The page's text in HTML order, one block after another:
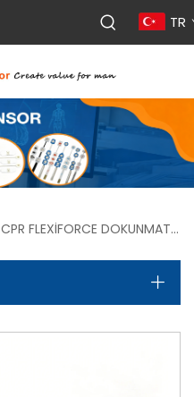
TR
CPR FLEXIFORCE DOKUNMATIK SENSÖR